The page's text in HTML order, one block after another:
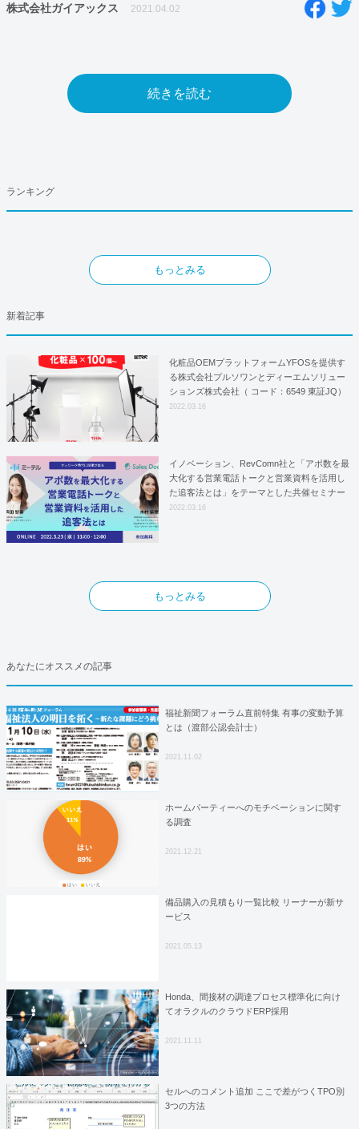
株式会社ガイアックス 2021.04.02
続きを読む
ランキング
もっとみる
新着記事
化粧品OEMプラットフォームYFOSを提供す
る株式会社プルソワンとディーエムソリュー
ションズ株式会社（ コード：6549 東証JQ）
はYFOSにおけるロジスティクスパートナー
2022.03.16
イノベーション、RevComn社と「アポ数を最
大化する営業電話トークと営業資料を活用し
た追客法とは」をテーマとした共催セミナー
を開催！
2022.03.16
もっとみる
あなたにオススメの記事
福祉新聞フォーラム直前特集 有事の変動予算
とは（渡部公認会計士）
2021.11.02
ホームパーティーへのモチベーションに関す
る調査
2021.12.21
備品購入の見積もり一覧比較 リーナーが新サ
ービス
2021.05.13
Honda、間接材の調達プロセス標準化に向け
てオラクルのクラウドERP採用
2021.11.11
セルへのコメント追加 ここで差がつくTPO別
3つの方法